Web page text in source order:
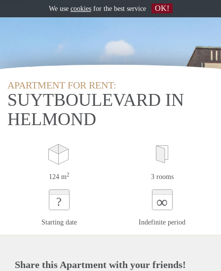
APARTMENT FOR RENT:
SUYTBOULEVARD IN
HELMOND
124 m2 3 rooms
?
Starting date
∞
Indefinite period
Share this Apartment with your friends!
We use cookiesfor the best service OK!